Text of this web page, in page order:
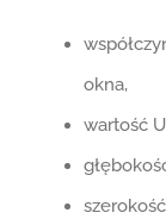
okna,
wartość